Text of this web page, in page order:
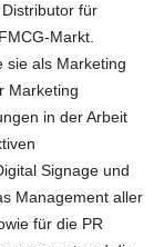
für
Markt.
sie als Marketing
Marketing
in der Arbeit
Signage und
Management aller
für die PR